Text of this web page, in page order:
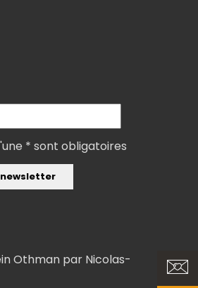
* sont obligatoires
Othman par Nicolas-